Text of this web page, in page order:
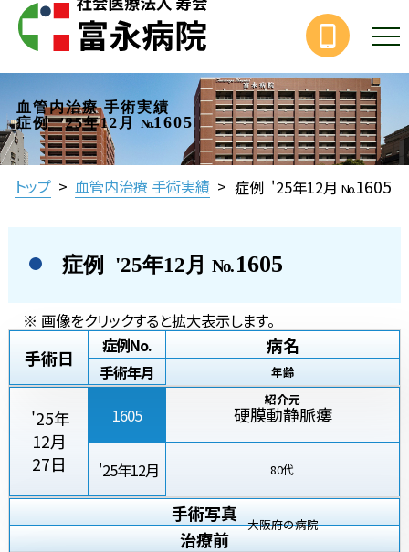
血管内治療 手術実績
症例 '25年12月
No.1605
トップ > 血管内治療 手術実績 > 症例 '25年12月 No.1605
症例 '25年12月 No.1605
※ 画像をクリックすると拡大表示します。
手術日
症例No.
手術年月
病名
年齢
紹介元
'25年
12月
27日
1605
'25年12月
硬膜動静脈瘻
80代
大阪府の病院
手術写真
治療前